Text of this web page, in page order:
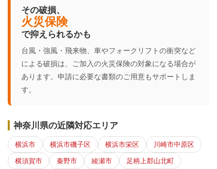
その破損、
火災保険
で抑えられるかも
台風・強風・飛来物、車やフォークリフトの衝突など
による破損は、ご加入の火災保険の対象になる場合が
あります。申請に必要な書類のご用意もサポートしま
す。
神奈川県の近隣対応エリア
横浜市 横浜市磯子区 横浜市栄区
川崎市中原区
横須賀市
秦野市 綾瀬市 足柄上郡山北町